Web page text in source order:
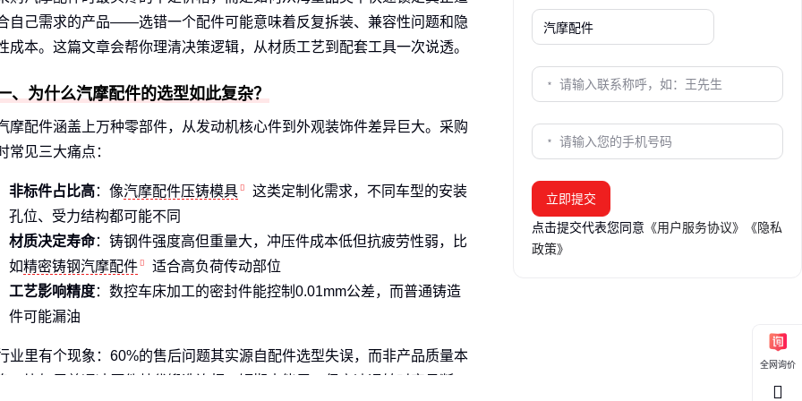
自己需求的产品——选错一个配件可能意味着反复拆装、兼容性问题和隐
成本。这篇文章会帮你理清决策逻辑，从材质工艺到配套工具一次说透。
、为什么汽摩配件的选型如此复杂？
摩配件涵盖上万种零部件，从发动机核心件到外观装饰件差异巨大。采购
常见三大痛点：
非标件占比高：像汽摩配件压铸模具
这类定制化需求，不同车型的安装
孔位、受力结构都可能不同
材质决定寿命：铸钢件强度高但重量大，冲压件成本低但抗疲劳性弱，比
如精密铸钢汽摩配件
适合高负荷传动部位
工艺影响精度：数控车床加工的密封件能控制0.01mm公差，而普通铸造
件可能漏油
业里有个现象：60%的售后问题其实源自配件选型失误，而非产品质量本
立即提交
点击提交代表您同意 《用户服务协议》
《隐私
政策》
全网询价